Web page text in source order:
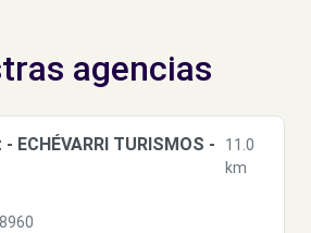
agencias
ECHÉVARRI TURISMOS -
11.0
km